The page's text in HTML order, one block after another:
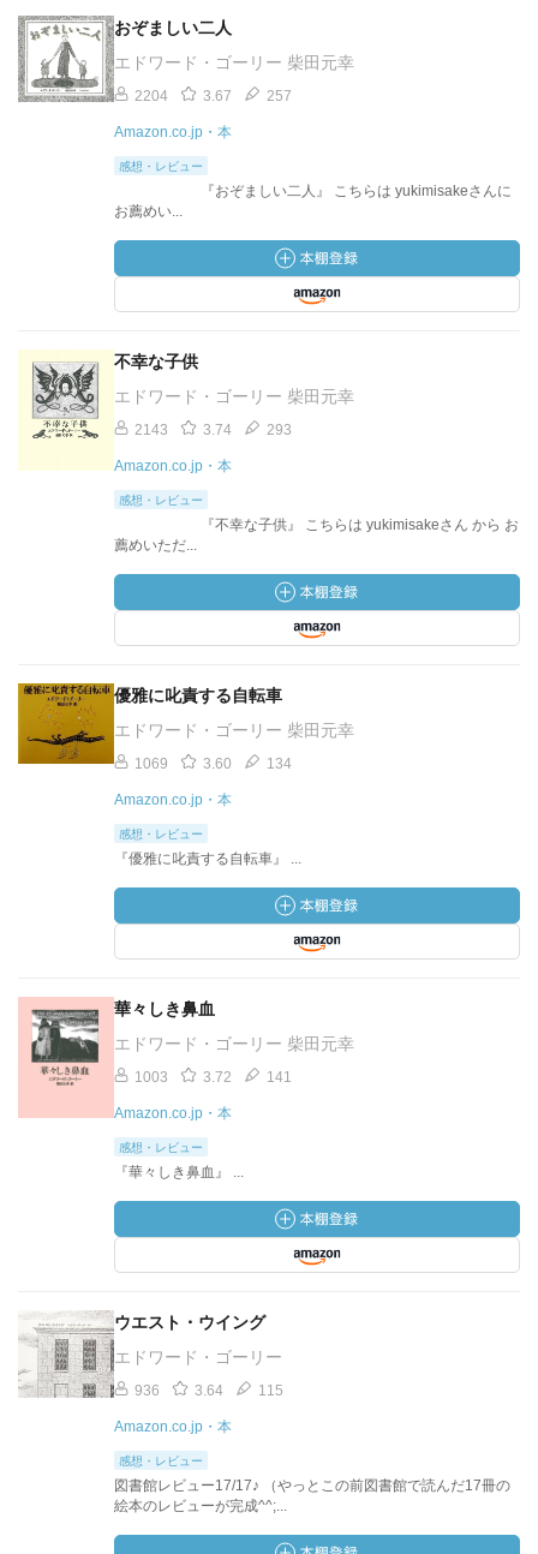
おぞましい二人
エドワード・ゴーリー 柴田元幸
2204 3.67 257
Amazon.co.jp・本
感想・レビュー
『おぞましい二人』 こちらは yukimisakeさんに
お薦めい...
不幸な子供
エドワード・ゴーリー 柴田元幸
2143 3.74 293
Amazon.co.jp・本
感想・レビュー
『不幸な子供』 こちらは yukimisakeさん から お
薦めいただ...
優雅に叱責する自転車
エドワード・ゴーリー 柴田元幸
1069 3.60 134
Amazon.co.jp・本
感想・レビュー
『優雅に叱責する自転車』 ...
華々しき鼻血
エドワード・ゴーリー 柴田元幸
1003 3.72 141
Amazon.co.jp・本
感想・レビュー
『華々しき鼻血』 ...
ウエスト・ウイング
エドワード・ゴーリー
936 3.64 115
Amazon.co.jp・本
感想・レビュー
図書館レビュー17/17♪ （やっとこの前図書館で読んだ17冊の
絵本のレビューが完成^^;...